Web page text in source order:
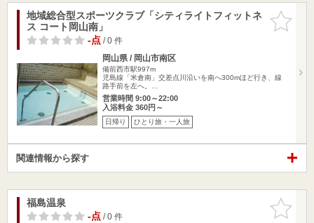
お気に入
りに追加
地域総合型スポーツクラブ「シティライトフィットネ
ス コート岡山南」
-点/ 0 件
岡山県 / 岡山市南区
備前西市駅997m
児島線「米倉南」交差点川沿いを南へ300mほど行き、線
路手前を左へ。…
営業時間 9:00～22:00
入浴料金 360円～
日帰り ひとり旅・一人旅
関連情報から探す
お気に入
りに追加
福島温泉
-点/ 0 件